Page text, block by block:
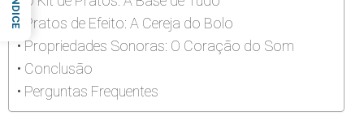
Pratos de Efeito: A Cereja do Bolo
Propriedades Sonoras: O Coração do Som
Conclusão
Perguntas Frequentes
ÍNDICE